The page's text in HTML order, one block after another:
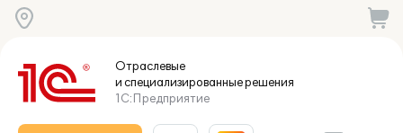
Отраслевые
и специализированныерешения
1С:Предприятие